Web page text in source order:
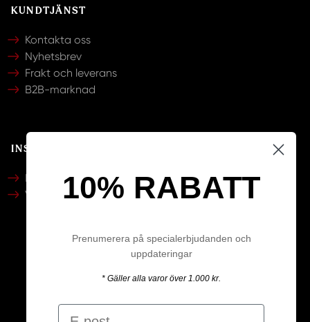
KUNDTJÄNST
Kontakta oss
Nyhetsbrev
Frakt och leverans
B2B-marknad
INSPIRATION
Katalog
Video
Följ oss
10% RABATT
Prenumerera på specialerbjudanden och
uppdateringar
* Gäller alla varor över 1.000 kr.